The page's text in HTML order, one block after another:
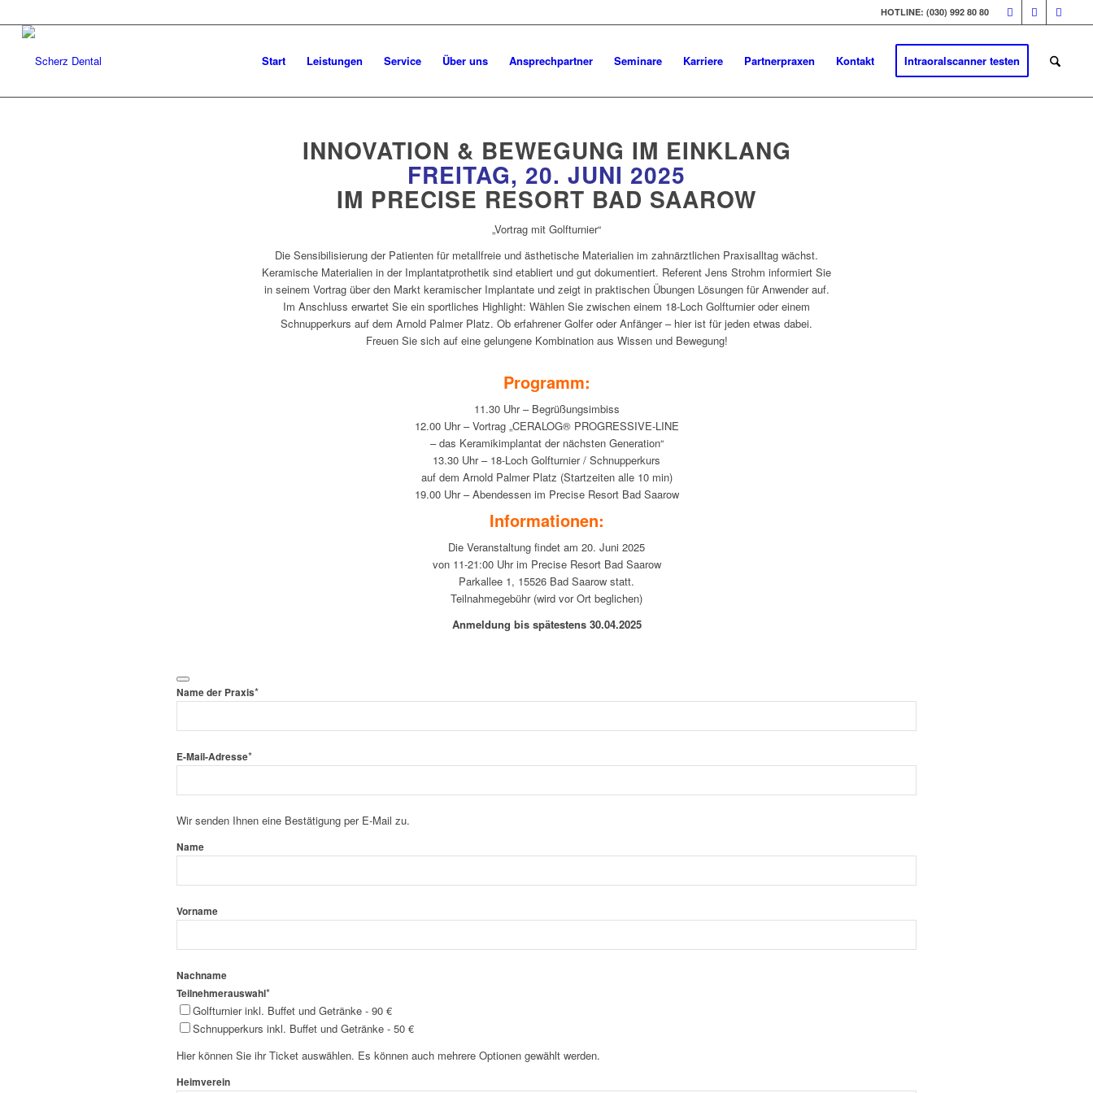
HOTLINE: (030) 992 80 80
Start Leistungen Service Über uns Ansprechpartner Seminare Karriere Partnerpraxen Kontakt Intraoralscanner testen
INNOVATION & BEWEGUNG IM EINKLANG
FREITAG, 20. JUNI 2025
IM PRECISE RESORT BAD SAAROW
„Vortrag mit Golfturnier“
Die Sensibilisierung der Patienten für metallfreie und ästhetische Materialien im zahnärztlichen Praxisalltag wächst.
Keramische Materialien in der Implantatprothetik sind etabliert und gut dokumentiert. Referent Jens Strohm informiert Sie
in seinem Vortrag über den Markt keramischer Implantate und zeigt in praktischen Übungen Lösungen für Anwender auf.
Im Anschluss erwartet Sie ein sportliches Highlight: Wählen Sie zwischen einem 18-Loch Golfturnier oder einem
Schnupperkurs auf dem Arnold Palmer Platz. Ob erfahrener Golfer oder Anfänger – hier ist für jeden etwas dabei.
Freuen Sie sich auf eine gelungene Kombination aus Wissen und Bewegung!
Programm:
11.30 Uhr – Begrüßungsimbiss
12.00 Uhr – Vortrag „CERALOG® PROGRESSIVE-LINE
– das Keramikimplantat der nächsten Generation“
13.30 Uhr – 18-Loch Golfturnier / Schnupperkurs
auf dem Arnold Palmer Platz (Startzeiten alle 10 min)
19.00 Uhr – Abendessen im Precise Resort Bad Saarow
Informationen:
Die Veranstaltung findet am 20. Juni 2025
von 11-21:00 Uhr im Precise Resort Bad Saarow
Parkallee 1, 15526 Bad Saarow statt.
Teilnahmegebühr (wird vor Ort beglichen)
Anmeldung bis spätestens 30.04.2025
Name der Praxis*
E-Mail-Adresse*
Wir senden Ihnen eine Bestätigung per E-Mail zu.
Name
Vorname
Nachname
Teilnehmerauswahl*
Golfturnier inkl. Buffet und Getränke - 90 €
Schnupperkurs inkl. Buffet und Getränke - 50 €
Hier können Sie ihr Ticket auswählen. Es können auch mehrere Optionen gewählt werden.
Heimverein